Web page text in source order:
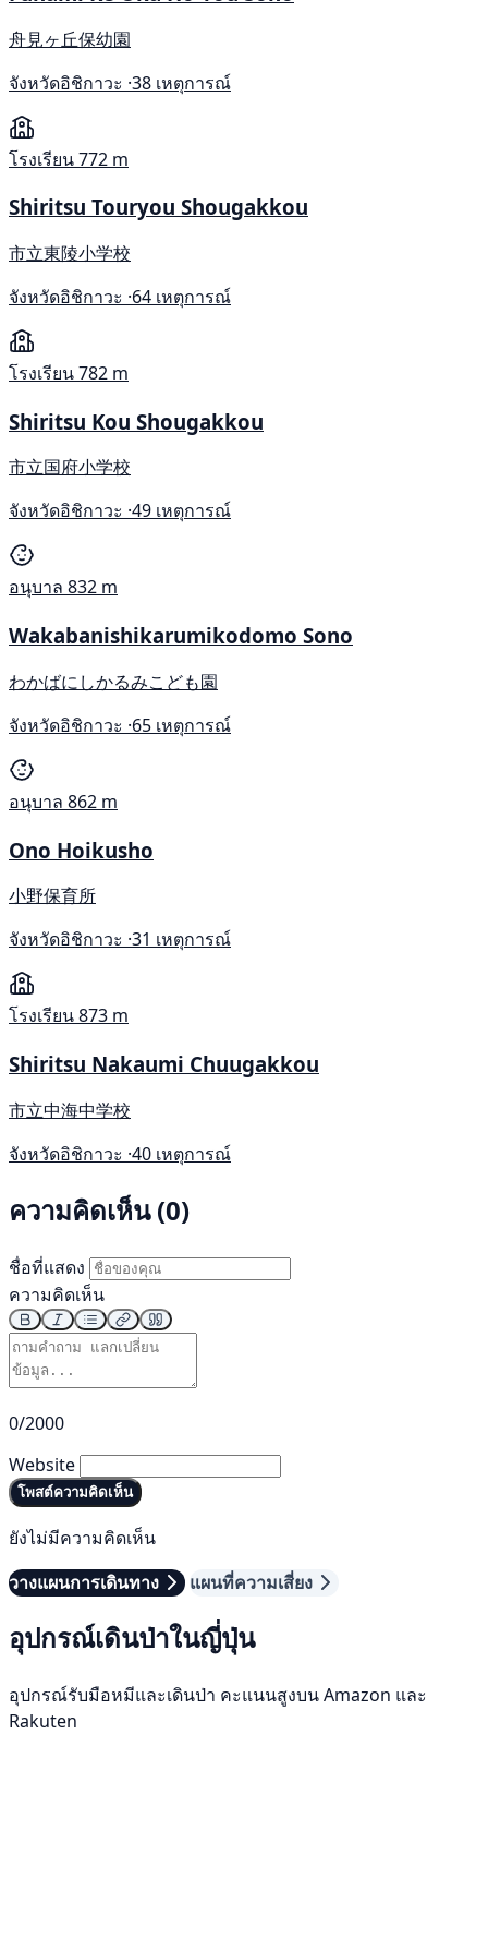
舟見ヶ丘保幼園
จังหวัดอิชิกาวะ ·38 เหตุการณ์
โรงเรียน772 m
Shiritsu Touryou Shougakkou
市立東陵小学校
จังหวัดอิชิกาวะ ·64 เหตุการณ์
โรงเรียน782 m
Shiritsu Kou Shougakkou
市立国府小学校
จังหวัดอิชิกาวะ ·49 เหตุการณ์
อนุบาล 832 m
Wakabanishikarumikodomo Sono
わかばにしかるみこども園
จังหวัดอิชิกาวะ ·65 เหตุการณ์
อนุบาล 862 m
Ono Hoikusho
小野保育所
จังหวัดอิชิกาวะ ·31 เหตุการณ์
โรงเรียน873 m
Shiritsu Nakaumi Chuugakkou
市立中海中学校
จังหวัดอิชิกาวะ ·40 เหตุการณ์
ความคิดเห็น (0)
ชื่อที่แสดง
ความคิดเห็น
0/2000
Website
โพสต์ความคิดเห็น
ยังไม่มีความคิดเห็น
วางแผนการเดินทาง
แผนที่ความเสี่ยง
อุปกรณ์เดินป่าในญี่ปุ่น
อุปกรณ์รับมือหมีและเดินป่า คะแนนสูงบน Amazon และ
Rakuten